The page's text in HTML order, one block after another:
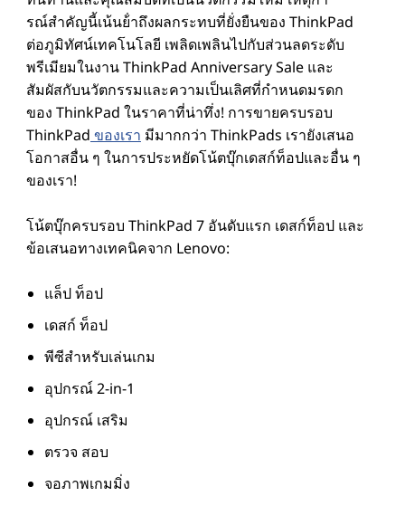
รณ์สําคัญนี้เน้นย้ําถึงผลกระทบที่ยั่งยืนของ ThinkPad
ต่อภูมิทัศน์เทคโนโลยี เพลิดเพลินไปกับส่วนลดระดับ
พรีเมียมในงาน ThinkPad Anniversary Sale และ
สัมผัสกับนวัตกรรมและความเป็นเลิศที่กําหนดมรดก
ของ ThinkPad ในราคาที่น่าทึ่ง! การขายครบรอบ
ThinkPad ของเรา มีมากกว่า ThinkPads เรายังเสนอ
โอกาสอื่น ๆ ในการประหยัดโน้ตบุ๊กเดสก์ท็อปและอื่น ๆ
ของเรา!
โน้ตบุ๊กครบรอบ ThinkPad 7 อันดับแรก เดสก์ท็อป และ
ข้อเสนอทางเทคนิคจาก Lenovo:
แล็ป ท็อป
เดสก์ ท็อป
พีซีสําหรับเล่นเกม
อุปกรณ์ 2-in-1
อุปกรณ์ เสริม
ตรวจ สอบ
จอภาพเกมมิ่ง